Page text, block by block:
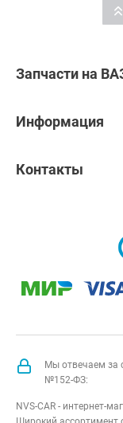
Запчасти на
Информация
Контакты
Мы отвечаем за
№152-ФЗ:
NVS-CAR - интернет-